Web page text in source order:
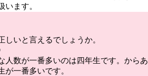
います。
しいと言えるでしょうか。
人数が一番多いのは四年生です。からあ
が一番多いです。